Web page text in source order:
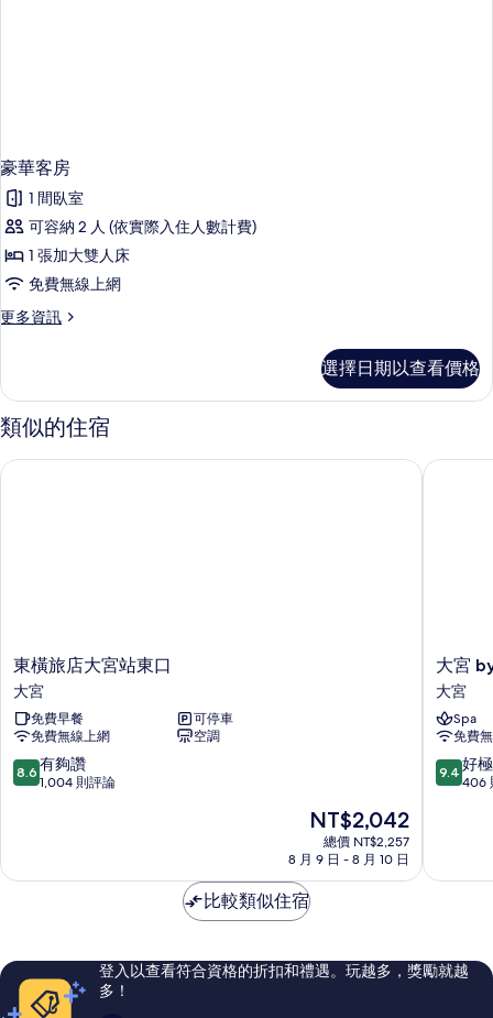
豪華客房
1 間臥室
可容納 2 人 (依實際入住人數計費)
1 張加大雙人床
免費無線上網
更多資訊
更
客
房
的
情
選擇日期以查看價格
類似的住宿
東
橫
旅
店
大
宮
站
東橫旅店大宮站東口
大宮
免費早餐
可停車
免費無線上網
空調
8.6
分，
有
則
評
8.6 有夠讚
1,004 則評論
現
價
為
NT$2,042
NT$2,042
總價 NT$2,257
8 月 9 日 - 8 月 10 日
東橫旅店大宮站東口
大
宮
by
貝
索
飯
店
大宮
大宮
Spa
免費
9.4
分，
好
則
評
9.4 好
406
大宮 by
比較類似住宿
登入以查看符合資格的折扣和禮遇。玩越多，獎勵就越
多！